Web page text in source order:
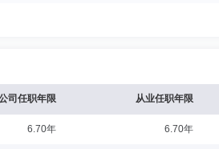
国信证券和中银国际证券，任研究员。2007年
摩根新兴动力混合型证券投资基金基金经理，
理，2014年12月起同时担任摩根内需动力混合
司任职年限 从业任职年限
6.70年 6.70年